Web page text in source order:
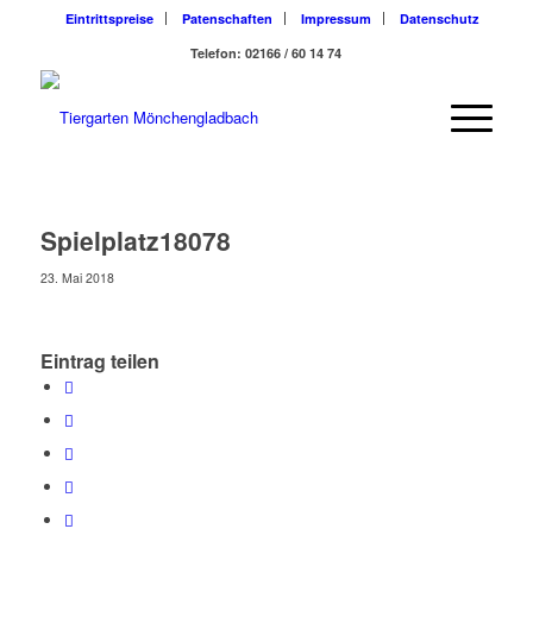
Eintrittspreise Patenschaften Impressum
Datenschutz
Telefon: 02166 / 60 14 74
Spielplatz18078
23. Mai 2018
Eintrag teilen